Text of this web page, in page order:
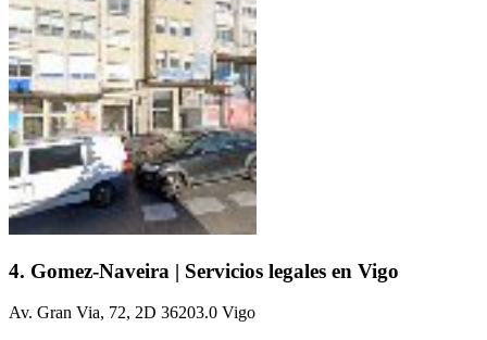
4. Gomez-Naveira | Servicios legales en Vigo
Av. Gran Via, 72, 2D 36203.0 Vigo